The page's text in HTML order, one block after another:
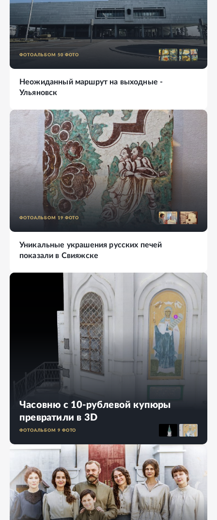
ФОТОАЛЬБОМ 50 ФОТО
Неожиданный маршрут на выходные -
Ульяновск
ФОТОАЛЬБОМ 19 ФОТО
Уникальные украшения русских печей
показали в Свияжске
Часовню с 10-рублевой купюры
превратили в 3D
ФОТОАЛЬБОМ 9 ФОТО